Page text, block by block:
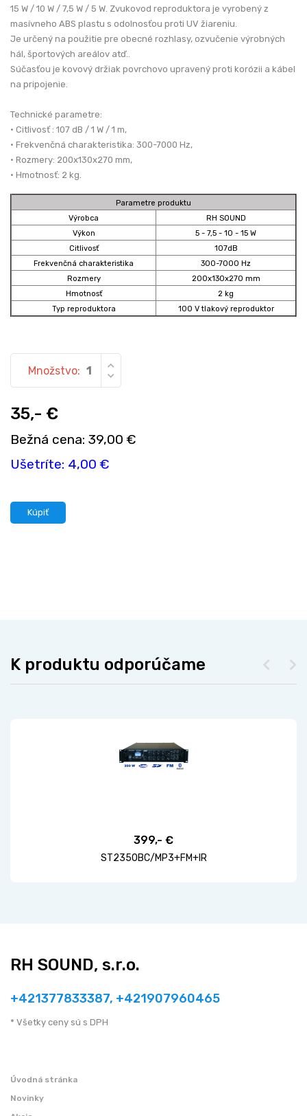
15 W / 10 W / 7,5 W / 5 W. Zvukovod reproduktora je vyrobený z
masívneho ABS plastu s odolnosťou proti UV žiareniu.
Je určený na použitie pre obecné rozhlasy, ozvučenie výrobných
hál, športových areálov atď..
Súčasťou je kovový držiak povrchovo upravený proti korózii a kábel
na pripojenie.
Technické parametre:
• Citlivosť : 107 dB / 1 W / 1 m,
• Frekvenčná charakteristika: 300-7000 Hz,
• Rozmery: 200x130x270 mm,
• Hmotnosť: 2 kg.
Parametre produktu
Výrobca
RH SOUND
Výkon
5 - 7,5 - 10 - 15 W
Citlivosť
107dB
Frekvenčná charakteristika
300-7000 Hz
Rozmery
200x130x270 mm
Hmotnosť
2 kg
Typ reproduktora
100 V tlakový reproduktor
Množstvo:
35,- €
Bežná cena: 39,00 €
Ušetríte: 4,00 €
Kúpiť
K produktu odporúčame
399,- €
ST2350BC/MP3+FM+IR
RH SOUND, s.r.o.
+421377833387, +421907960465
* Všetky ceny sú s DPH
Úvodná stránka
Novinky